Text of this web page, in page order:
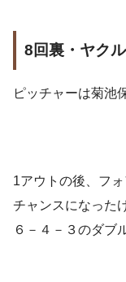
8回裏・ヤク
ピッチャーは菊池
1アウトの後、フ
チャンスになった
６－４－３のダブ